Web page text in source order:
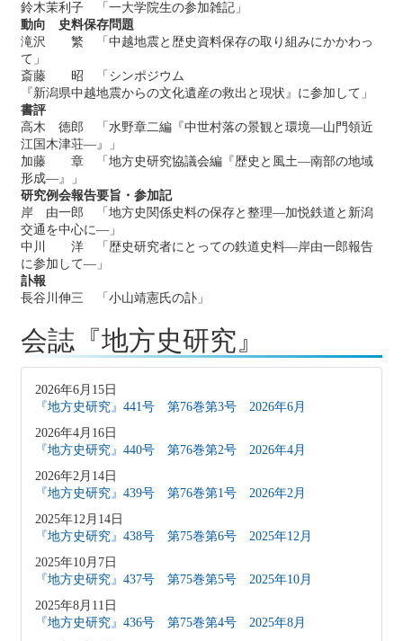
鈴木茉利子 「一大学院生の参加雑記」
動向 史料保存問題
滝沢 繁 「中越地震と歴史資料保存の取り組みにかかわっ
て」
斎藤 昭 「シンポジウム
『新潟県中越地震からの文化遺産の救出と現状』に参加して」
書評
高木 徳郎 「水野章二編『中世村落の景観と環境―山門領近
江国木津荘―』」
加藤 章 「地方史研究協議会編『歴史と風土―南部の地域
形成―』」
研究例会報告要旨・参加記
岸 由一郎 「地方史関係史料の保存と整理―加悦鉄道と新潟
交通を中心に―」
中川 洋 「歴史研究者にとっての鉄道史料―岸由一郎報告
に参加して―」
訃報
長谷川伸三 「小山靖憲氏の訃」
会誌『地方史研究』
2026年6月15日
『地方史研究』441号 第76巻第3号 2026年6月
2026年4月16日
『地方史研究』440号 第76巻第2号 2026年4月
2026年2月14日
『地方史研究』439号 第76巻第1号 2026年2月
2025年12月14日
『地方史研究』438号 第75巻第6号 2025年12月
2025年10月7日
『地方史研究』437号 第75巻第5号 2025年10月
2025年8月11日
『地方史研究』436号 第75巻第4号 2025年8月